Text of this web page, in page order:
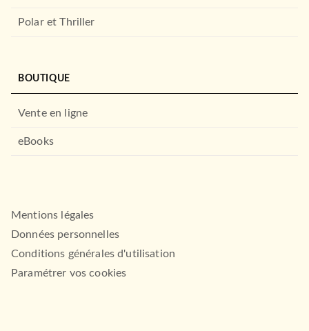
Polar et Thriller
BOUTIQUE
Vente en ligne
eBooks
Mentions légales
Données personnelles
Conditions générales d'utilisation
Paramétrer vos cookies